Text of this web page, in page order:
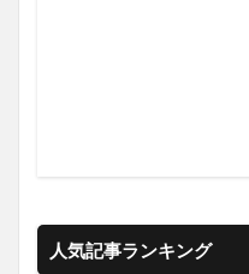
人気記事ランキング